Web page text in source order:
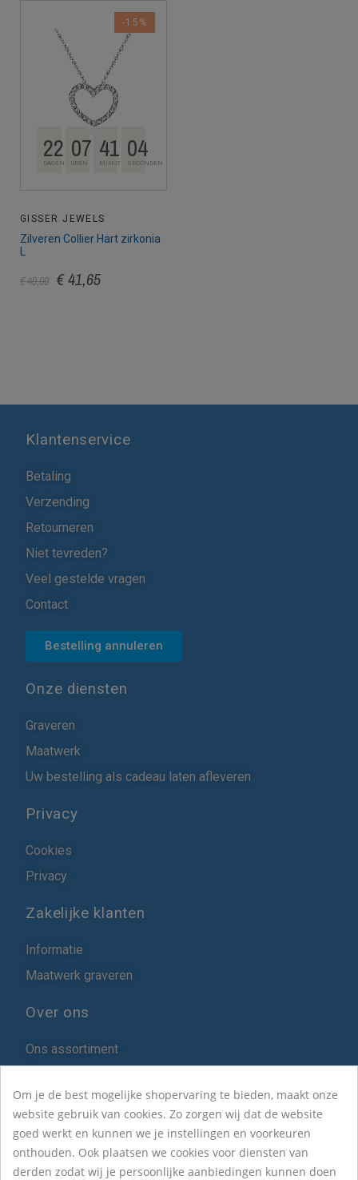
22
DAGEN 07
UREN 41
MINUTEN04
SECONDEN
GISSER JEWELS
Zilveren Collier Hart zirkonia
L
€ 49,00 € 41,65
-15%
Klantenservice
Betaling
Verzending
Retourneren
Niet tevreden?
Veel gestelde vragen
Contact
Bestelling annuleren
Onze diensten
Graveren
Maatwerk
Uw bestelling als cadeau laten afleveren
Privacy
Cookies
Privacy
Zakelijke klanten
Informatie
Maatwerk graveren
Over ons
Ons assortiment
Over Het ZilverHuys
Contact
Om je de best mogelijke shopervaring te bieden, maakt onze
website gebruik van cookies. Zo zorgen wij dat de website
goed werkt en kunnen we je instellingen en voorkeuren
onthouden. Ook plaatsen we cookies voor diensten van
derden zodat wij je persoonlijke aanbiedingen kunnen doen